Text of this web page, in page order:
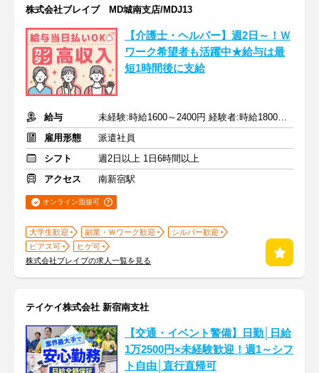
株式会社ブレイブ MD城南支店/MDJ13
【介護士・ヘルパー】週2日～！Ｗ
ワーク希望者も活躍中★給与は最
短1時間後に支給
給与
未経験:時給1600～2400円 経験者:時給1800～2700円+交通費全額
雇用形態
派遣社員
シフト
週2日以上 1日6時間以上
アクセス
南新宿駅
オンライン面接可
大学生歓迎 副業・Ｗワーク歓迎
シルバー歓迎
ピアス可
ヒゲ可
株式会社ブレイブの求人一覧を見る
テイケイ株式会社 新宿南支社
【交通・イベント警備】日勤│日給
1万2500円×未経験歓迎！週1～シフ
ト自由│直行直帰可